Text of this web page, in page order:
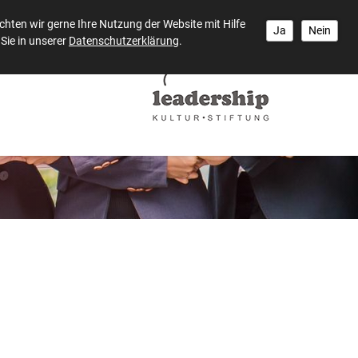
Nein
Ja
wir gerne Ihre Nutzung der Website mit Hilfe
in unserer Datenschutzerklärung.